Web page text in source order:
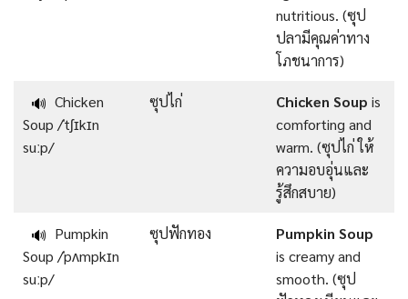
nutritious. (ซุป
ปลามีคุณค่าทาง
โภชนาการ)
🔊 Chicken
Soup /ˈtʃɪkɪn
suːp/
ซุปไก่ Chicken Soup is
comforting and
warm. (ซุปไก่ ให้
ความอบอุ่นและ
รู้สึกสบาย)
🔊 Pumpkin
Soup /ˈpʌmpkɪn
suːp/
ซุปฟักทอง
Pumpkin Soup
is creamy and
smooth. (ซุป